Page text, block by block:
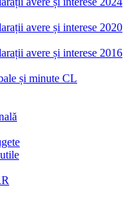
avere și interese 2020
avere și interese 2016
și minute CL